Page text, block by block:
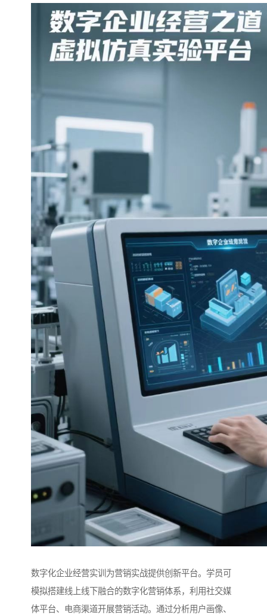
数字化企业经营实训为营销实战提供创新平台。学员可
模拟搭建线上线下融合的数字化营销体系，利用社交媒
体平台、电商渠道开展营销活动。通过分析用户画像、